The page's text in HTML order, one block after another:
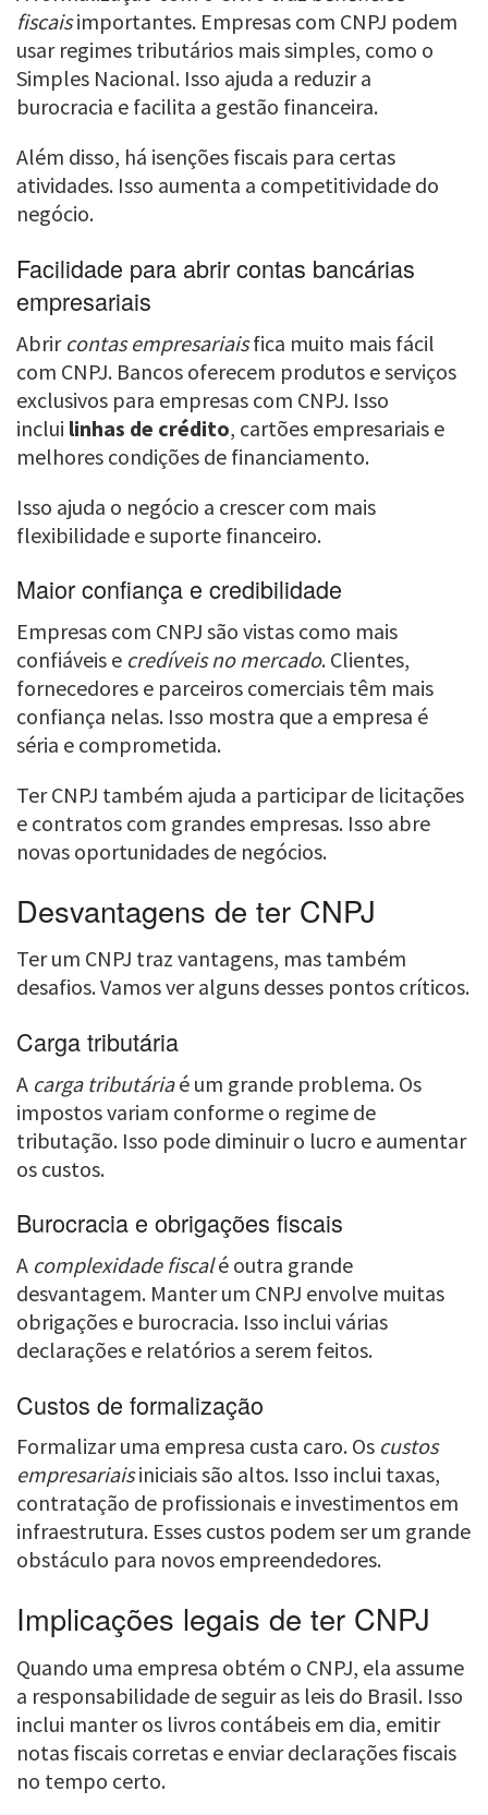
fiscaisimportantes. Empresas com CNPJ podem
usar regimes tributários mais simples, como o
Simples Nacional. Isso ajuda a reduzir a
burocracia e facilita a gestão financeira.
Além disso, há isenções fiscais para certas
atividades. Isso aumenta a competitividade do
negócio.
Facilidade para abrir contas bancárias
empresariais
Abrir contas empresariaisfica muito mais fácil
com CNPJ. Bancos oferecem produtos e serviços
exclusivos para empresas com CNPJ. Isso
inclui linhas de crédito, cartões empresariais e
melhores condições de financiamento.
Isso ajuda o negócio a crescer com mais
flexibilidade e suporte financeiro.
Maior confiança e credibilidade
Empresas com CNPJ são vistas como mais
confiáveis e credíveis no mercado. Clientes,
fornecedores e parceiros comerciais têm mais
confiança nelas. Isso mostra que a empresa é
séria e comprometida.
Ter CNPJ também ajuda a participar de licitações
e contratos com grandes empresas. Isso abre
novas oportunidades de negócios.
Desvantagens de ter CNPJ
Ter um CNPJ traz vantagens, mas também
desafios. Vamos ver alguns desses pontos críticos.
Carga tributária
A carga tributáriaé um grande problema. Os
impostos variam conforme o regime de
tributação. Isso pode diminuir o lucro e aumentar
os custos.
Burocracia e obrigações fiscais
A complexidade fiscalé outra grande
desvantagem. Manter um CNPJ envolve muitas
obrigações e burocracia. Isso inclui várias
declarações e relatórios a serem feitos.
Custos de formalização
Formalizar uma empresa custa caro. Os custos
empresariaisiniciais são altos. Isso inclui taxas,
contratação de profissionais e investimentos em
infraestrutura. Esses custos podem ser um grande
obstáculo para novos empreendedores.
Implicações legais de ter CNPJ
Quando uma empresa obtém o CNPJ, ela assume
a responsabilidade de seguir as leis do Brasil. Isso
inclui manter os livros contábeis em dia, emitir
notas fiscais corretas e enviar declarações fiscais
no tempo certo.